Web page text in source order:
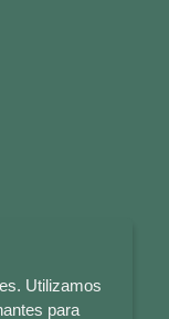
Utilizamos
para